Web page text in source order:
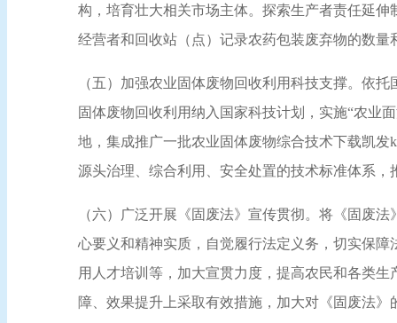
构，培育壮大相关市场主体。探索生产者责任延
经营者和回收站（点）记录农药包装废弃物的数量
（五）加强农业固体废物回收利用科技支撑。依
固体废物回收利用纳入国家科技计划，实施“农业
地，集成推广一批农业固体废物综合技术下载凯
源头治理、综合利用、安全处置的技术标准体系
（六）广泛开展《固废法》宣传贯彻。将《固废
心要义和精神实质，自觉履行法定义务，切实保
用人才培训等，加大宣贯力度，提高农民和各类
障、效果提升上采取有效措施，加大对《固废法